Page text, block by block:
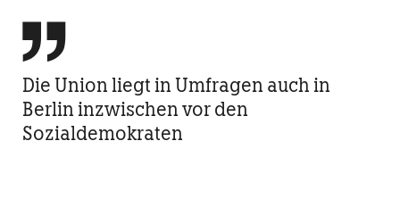

Die Union liegt in Umfragen auch in
Berlin inzwischen vor den
Sozialdemokraten